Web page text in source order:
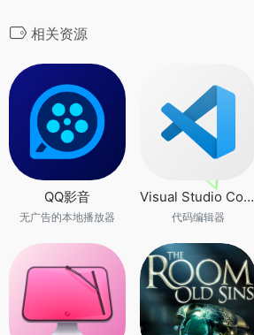
相关资源
QQ影音
无广告的本地播放器
Visual Studio Code
代码编辑器